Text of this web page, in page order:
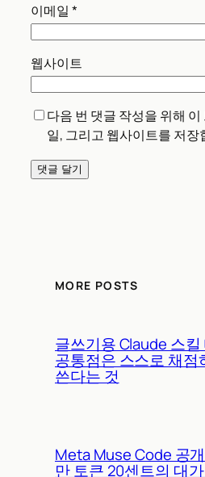
이메일 *
웹사이트
다음 번 댓글 작성을 위해
일, 그리고 웹사이트를 저장
MORE POSTS
글쓰기용 Claude 스킬
공통점은 스스로 채점
쓴다는 것
Meta Muse Code 공
만 토큰 20센트의 대